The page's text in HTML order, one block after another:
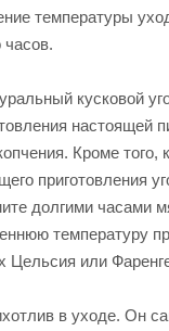
температуры
часов.
кусковой
настоящей
Кроме
приготовления
долгими часами
температуру
Цельсия или
в уходе. Он